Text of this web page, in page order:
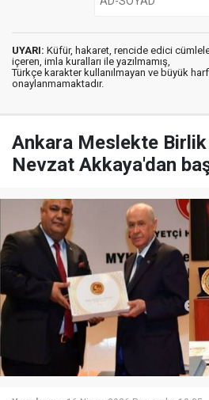
UYARI: Küfür, hakaret, rencide edici
içeren, imla kuralları ile yazılmamış,
Türkçe karakter kullanılmayan ve büyük
onaylanmamaktadır.
Ankara Meslekte Birlik
Nevzat Akkaya'dan